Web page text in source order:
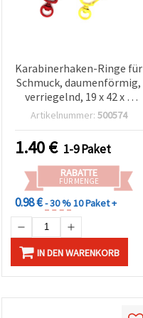
Karabinerhaken-Ringe für
Schmuck, daumenförmig,
verriegelnd, 19 x 42 x 2
mm, Innenloch: 10 x 25
Artikelnummer: 500574
1.40€ 1-9 Paket
RABATTE
FÜR MENGE
0.98 €- 30 %10 Paket +
IN DEN WARENKORB